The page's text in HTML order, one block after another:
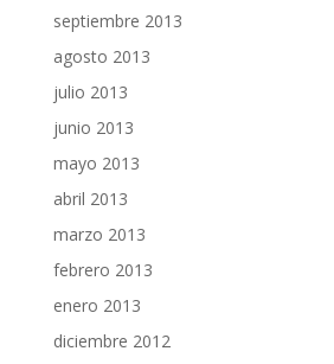
septiembre 2013
agosto 2013
julio 2013
junio 2013
mayo 2013
abril 2013
marzo 2013
febrero 2013
enero 2013
diciembre 2012